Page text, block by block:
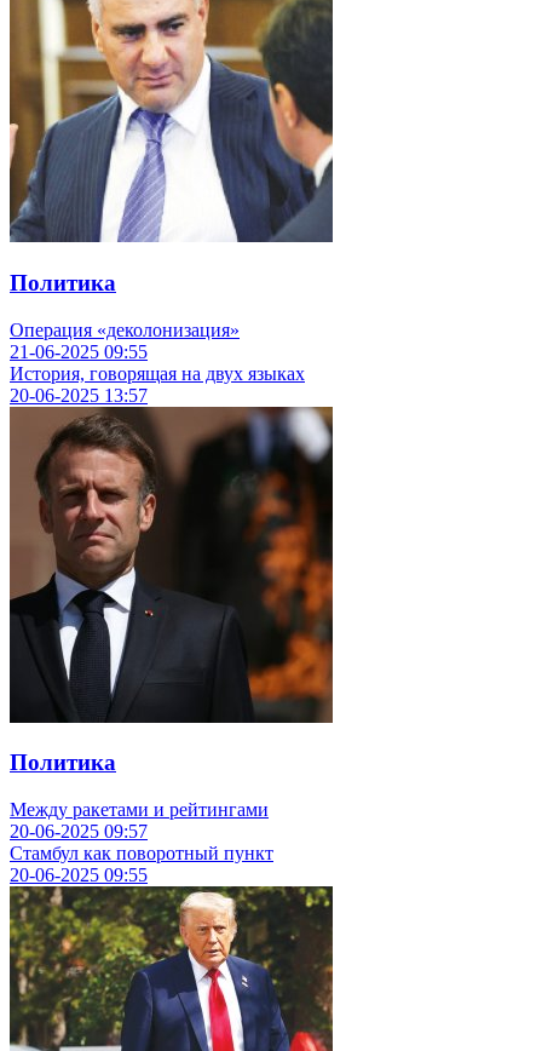
Политика
Операция «деколонизация»
21-06-2025 09:55
История, говорящая на двух языках
20-06-2025 13:57
Политика
Между ракетами и рейтингами
20-06-2025 09:57
Стамбул как поворотный пункт
20-06-2025 09:55